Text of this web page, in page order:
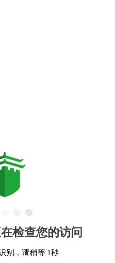
检查您的访问
别，请稍等 1秒